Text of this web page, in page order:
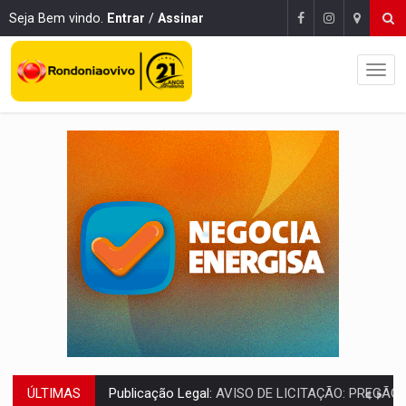
Seja Bem vindo. Entrar / Assinar
ÚLTIMAS RUA DAS PENHAS:MPRO promove intervenção artística pelos